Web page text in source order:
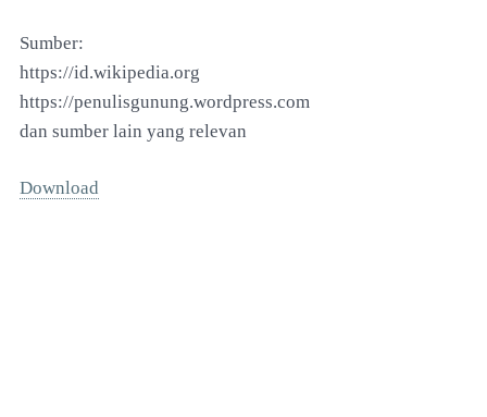
Sumber:
https://id.wikipedia.org
https://penulisgunung.wordpress.com
dan sumber lain yang relevan
Download